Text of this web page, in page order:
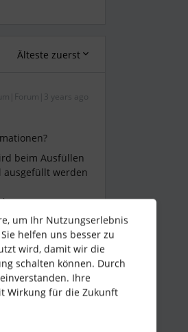
Älteste zuerst
years ago
beim Ausfüllen
ausgefüllt werden
um Ihr Nutzungserlebnis
helfen uns besser zu
wird, damit wir die
schalten können. Durch
Ihre
Wirkung für die Zukunft